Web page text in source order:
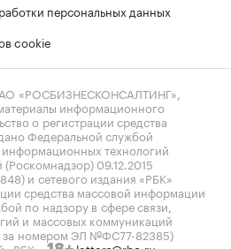
персональных данных
cookie
«РОСБИЗНЕСКОНСАЛТИНГ»,
информационного
о регистрации средства
Федеральной службой
технологий
09.12.2015
и сетевого издания «РБК»
средства массовой информации
по надзору в сфере связи,
и массовых коммуникаций
за номером ЭЛ №ФС77-82385)